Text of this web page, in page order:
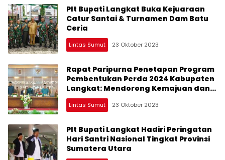
Plt Bupati Langkat Buka Kejuaraan
Catur Santai & Turnamen Dam Batu
Ceria
Lintas Sumut 23 Oktober 2023
Rapat Paripurna Penetapan Program
Pembentukan Perda 2024 Kabupaten
Langkat: Mendorong Kemajuan dan
Kemakmuran
Lintas Sumut 23 Oktober 2023
Plt Bupati Langkat Hadiri Peringatan
Hari Santri Nasional Tingkat Provinsi
Sumatera Utara